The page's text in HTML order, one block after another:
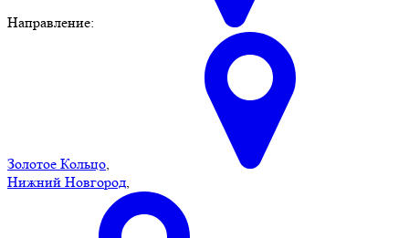
Направление:
Золотое Кольцо,
Нижний Новгород,